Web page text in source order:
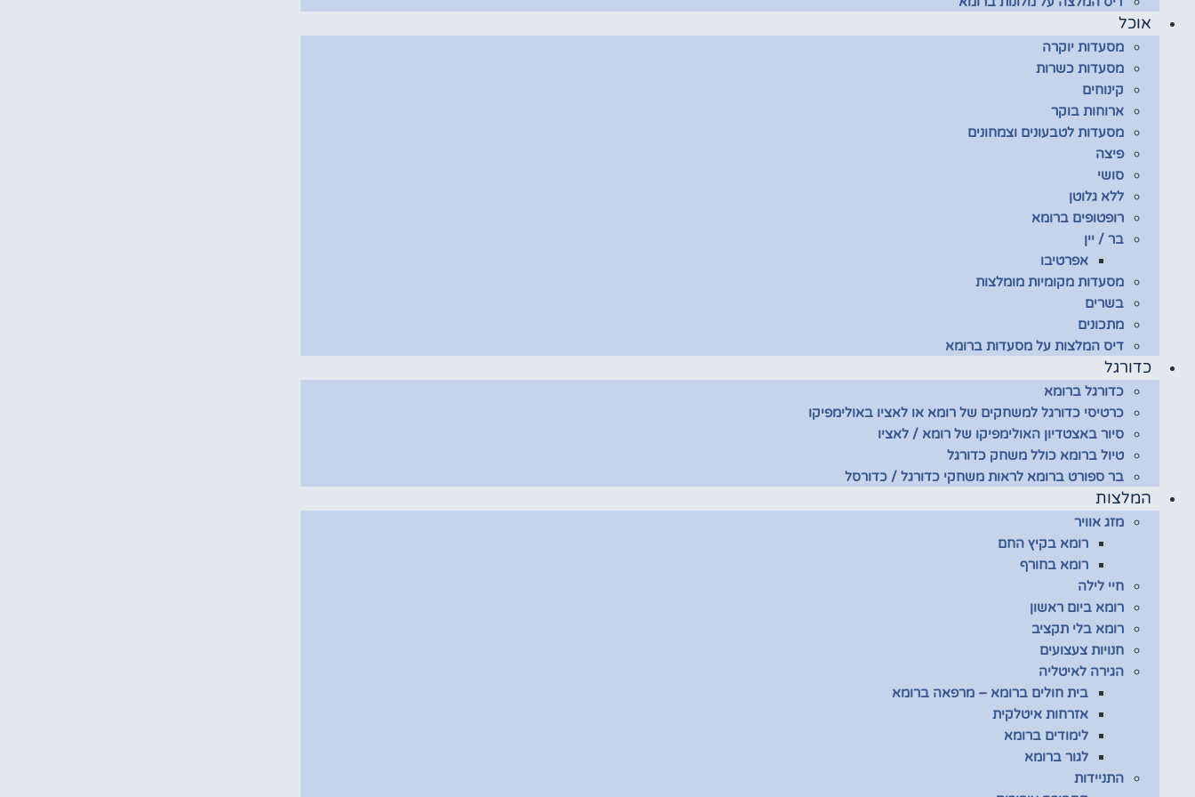
אוכל
מסעדות יוקרה
מסעדות כשרות
קינוחים
ארוחות בוקר
מסעדות לטבעונים וצמחונים
פיצה
סושי
ללא גלוטן
רופטופים ברומא
בר / יין
אפרטיבו
מסעדות מקומיות מומלצות
בשרים
מתכונים
דיס המלצות על מסעדות ברומא
כדורגל
כדורגל ברומא
כרטיסי כדורגל למשחקים של רומא או לאציו באולימפיקו
סיור באצטדיון האולימפיקו של רומא / לאציו
טיול ברומא כולל משחק כדורגל
בר ספורט ברומא לראות משחקי כדורגל / כדורסל
המלצות
מזג אוויר
רומא בקיץ החם
רומא בחורף
חיי לילה
רומא ביום ראשון
רומא בלי תקציב
חנויות צעצועים
הגירה לאיטליה
בית חולים ברומא – מרפאה ברומא
אזרחות איטלקית
לימודים ברומא
לגור ברומא
התניידות